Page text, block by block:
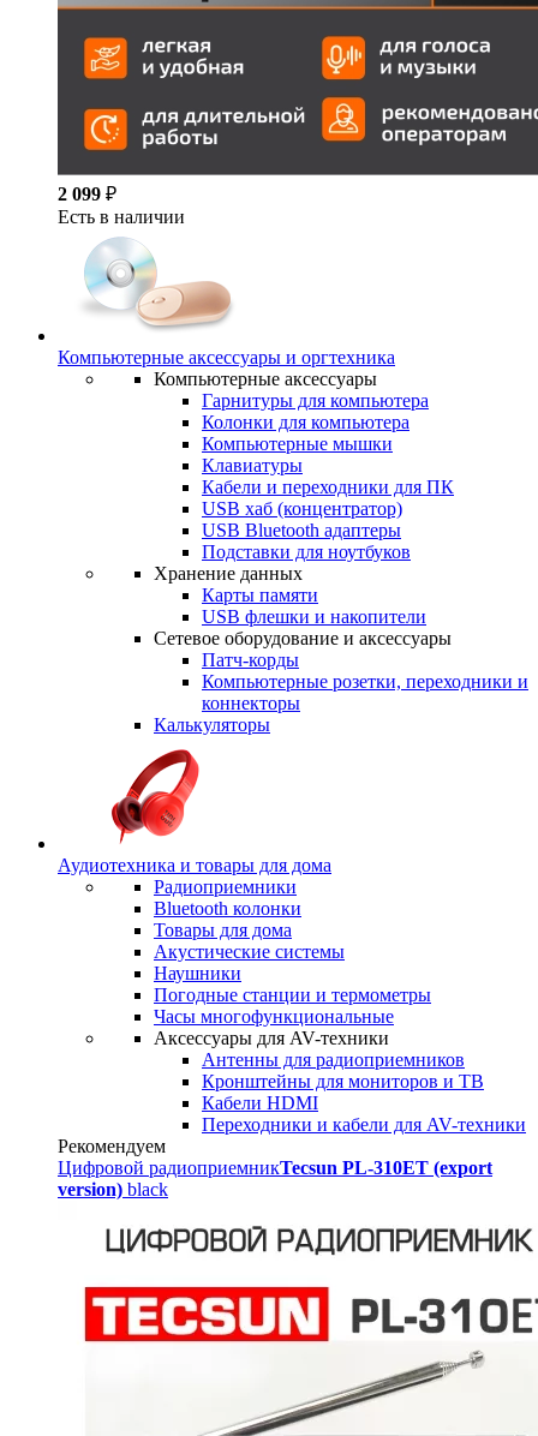
2 099 ₽
Есть в наличии
Компьютерные аксессуары и оргтехника
Компьютерные аксессуары
Гарнитуры для компьютера
Колонки для компьютера
Компьютерные мышки
Клавиатуры
Кабели и переходники для ПК
USB хаб (концентратор)
USB Bluetooth адаптеры
Подставки для ноутбуков
Хранение данных
Карты памяти
USB флешки и накопители
Сетевое оборудование и аксессуары
Патч-корды
Компьютерные розетки, переходники и
коннекторы
Калькуляторы
Аудиотехника и товары для дома
Радиоприемники
Bluetooth колонки
Товары для дома
Акустические системы
Наушники
Погодные станции и термометры
Часы многофункциональные
Аксессуары для AV-техники
Антенны для радиоприемников
Кронштейны для мониторов и ТВ
Кабели HDMI
Переходники и кабели для AV-техники
Рекомендуем
Цифровой радиоприемникTecsun PL-310ET (export
version) black